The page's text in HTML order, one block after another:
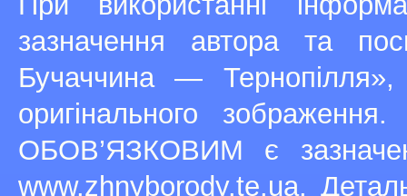
зазначення автора та
Бучаччина —
оригінального
ОБОВ’ЯЗКОВИМ є
www.zhnyborody.te.ua.